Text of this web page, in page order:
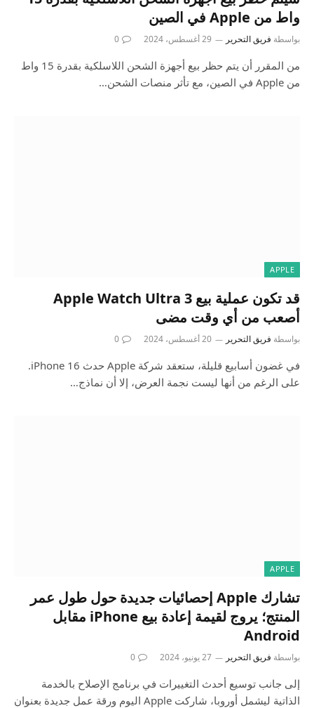
واط من Apple في الصين
بواسطة فريق التحرير 29 أغسطس، 2024 0
من المقرر أن يتم حظر بيع أجهزة الشحن اللاسلكية بقدرة 15 واط
من Apple في الصين، مع تأثر منصات الشحن…
APPLE
قد تكون عملية بيع Apple Watch Ultra 3
أصعب من أي وقت مضى
بواسطة فريق التحرير 20 أغسطس، 2024 0
في غضون أسابيع قليلة، ستعقد شركة Apple حدث iPhone 16.
على الرغم من أنها ليست نجمة العرض، إلا أن نماذج…
APPLE
تشارك Apple إحصائيات جديدة حول طول عمر
المنتج؛ يروج لقيمة إعادة بيع iPhone مقابل
Android
بواسطة فريق التحرير 27 يونيو، 2024 0
إلى جانب توسيع أحدث التغييرات في برنامج الإصلاح بالخدمة
الذاتية ليشمل أوروبا، شاركت Apple اليوم ورقة عمل جديدة بعنوان